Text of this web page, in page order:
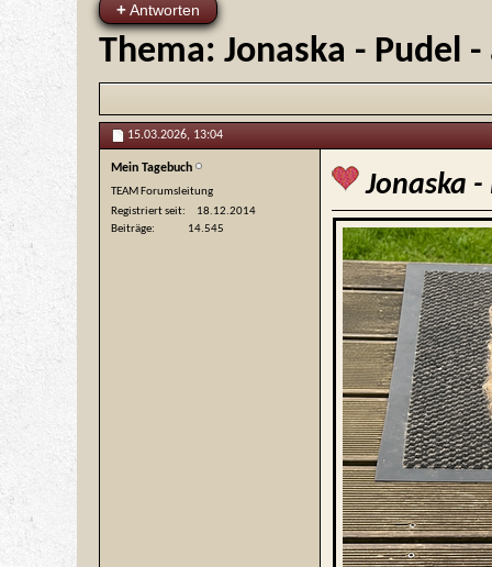
+Antworten
Thema: Jonaska - Pudel
15.03.2026, 13:04
Mein Tagebuch
TEAM Forumsleitung
Registriert seit
18.12.2014
Beiträge
14.545
Jonaska